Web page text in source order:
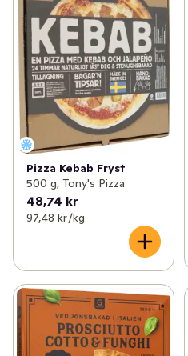
Pizza Kebab Fryst
500 g, Tony's Pizza
48,74 kr
97,48 kr /kg